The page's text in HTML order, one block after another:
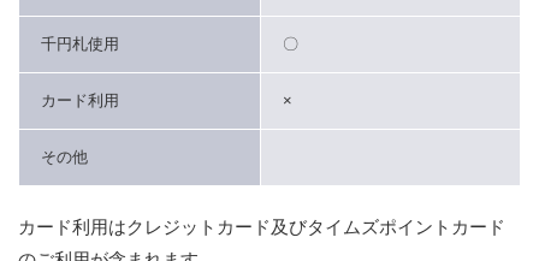
千円札使用 〇
カード利用 ×
その他
カード利用はクレジットカード及びタイムズポイントカード